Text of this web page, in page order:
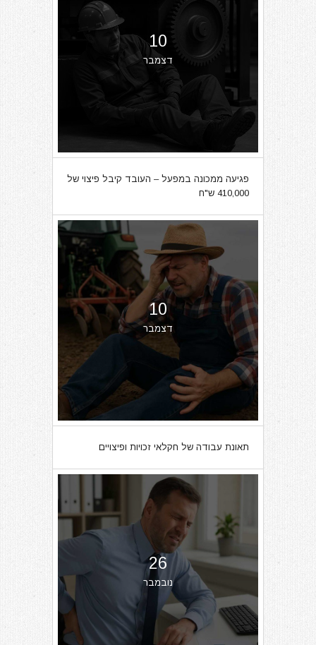
10
דצמבר
פגיעה ממכונה במפעל – העובד קיבל פיצוי של
410,000 ש"ח
10
דצמבר
תאונת עבודה של חקלאי זכויות ופיצויים
26
נובמבר